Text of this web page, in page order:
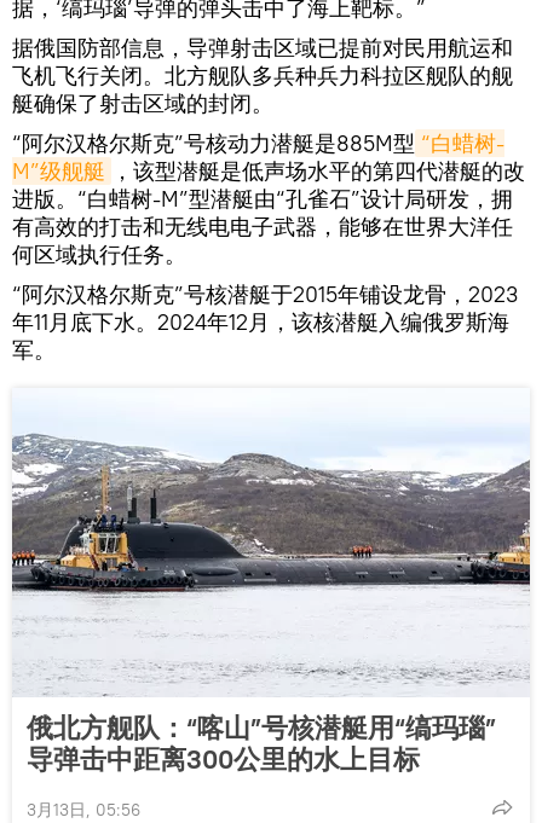
据，‘缟玛瑙’导弹的弹头击中了海上靶标。”
据俄国防部信息，导弹射击区域已提前对民用航运和
飞机飞行关闭。北方舰队多兵种兵力科拉区舰队的舰
艇确保了射击区域的封闭。
“阿尔汉格尔斯克”号核动力潜艇是885M型 “白蜡树-
M”级舰艇
，该型潜艇是低声场水平的第四代潜艇的改
进版。“白蜡树-M”型潜艇由“孔雀石”设计局研发，拥
有高效的打击和无线电电子武器，能够在世界大洋任
何区域执行任务。
“阿尔汉格尔斯克”号核潜艇于2015年铺设龙骨，2023
年11月底下水。2024年12月，该核潜艇入编俄罗斯海
军。
俄北方舰队：“喀山”号核潜艇用“缟玛瑙”
导弹击中距离300公里的水上目标
3月13日, 05:56